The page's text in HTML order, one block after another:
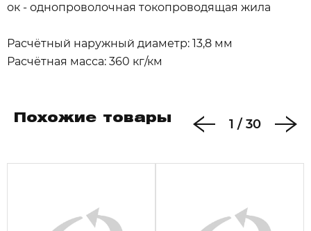
ок - однопроволочная токопроводящая жила
Расчётный наружный диаметр: 13,8 мм
Расчётная масса: 360 кг/км
Похожие товары 1 / 30